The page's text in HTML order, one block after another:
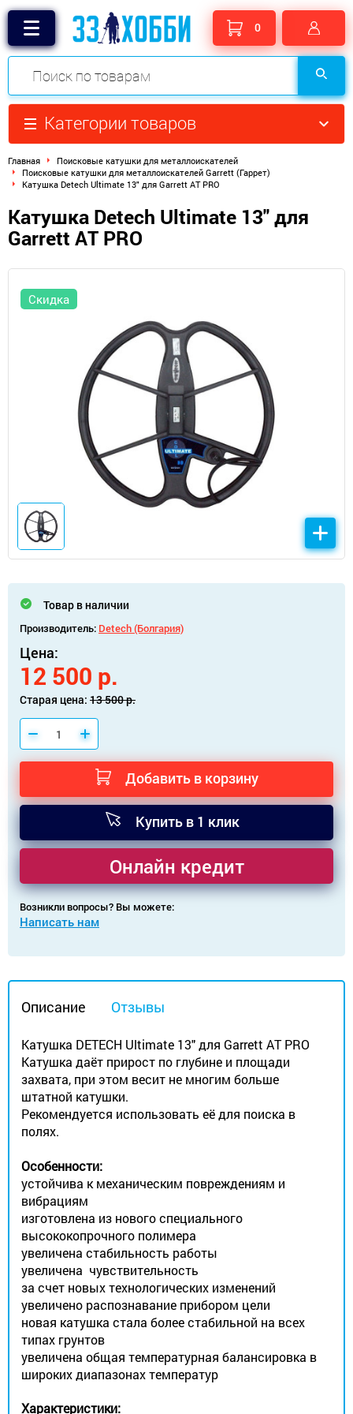
0
Категории товаров
Главная
Поисковые катушки для металлоискателей
Поисковые катушки для металлоискателей Garrett (Гаррет)
Катушка Detech Ultimate 13" для Garrett AT PRO
Катушка Detech Ultimate 13" для
Garrett AT PRO
Скидка
Товар в наличии
Производитель: Detech (Болгария)
Цена:
12 500 р.
Старая цена: 13 500 р.
Добавить в корзину
Купить в 1 клик
Онлайн кредит
Возникли вопросы? Вы можете:
Написать нам
Описание Отзывы
Катушка DETECH Ultimate 13" для Garrett AT PRO
Катушка даёт прирост по глубине и площади
захвата, при этом весит не многим больше
штатной катушки.
Рекомендуется использовать её для поиска в
полях.
Особенности:
устойчива к механическим повреждениям и
вибрациям
изготовлена из нового специального
высококопрочного полимера
увеличена стабильность работы
увеличена чувствительность
за счет новых технологических изменений
увеличено распознавание прибором цели
новая катушка стала более стабильной на всех
типах грунтов
увеличена общая температурная балансировка в
широких диапазонах температур
Характеристики: